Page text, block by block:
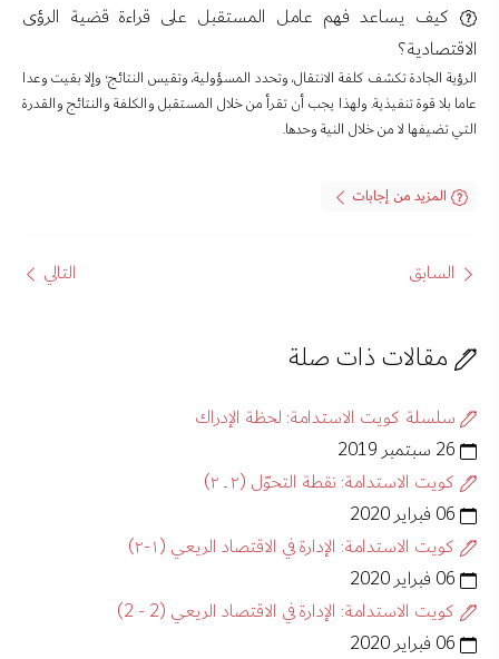
كيف يساعد فهم عامل المستقبل على قراءة قضية الرؤى
الاقتصادية؟
الرؤية الجادة تكشف كلفة الانتقال، وتحدد المسؤولية، وتقيس النتائج؛ وإلا بقيت وعدا
عاما بلا قوة تنفيذية. ولهذا يجب أن تقرأ من خلال المستقبل والكلفة والنتائج والقدرة
التي تضيفها لا من خلال النية وحدها.
المزيد من إجابات
السابق التالي
مقالات ذات صلة
سلسلة كويت الاستدامة: لحظة الإدراك
كويت الاستدامة: نقطة التحوّل (٢ ــ ٢)
كويت الاستدامة: الإدارة في الاقتصاد الريعي (١-٢)
كويت الاستدامة: الإدارة في الاقتصاد الريعي (2 - 2)